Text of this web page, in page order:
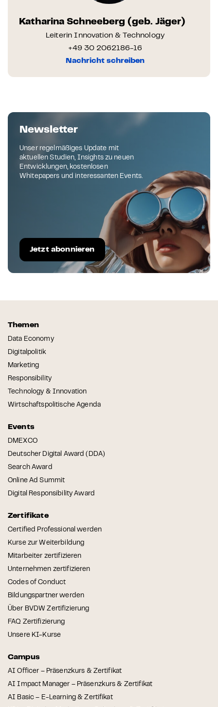
Katharina Schneeberg (geb. Jäger)
Leiterin Innovation & Technology
+49 30 2062186-16
Nachricht schreiben
Newsletter
Unser regelmäßiges Update mit
aktuellen Studien, Insights zu neuen
Entwicklungen, kostenlosen
Whitepapers und interessanten Events.
Jetzt abonnieren
Themen
Data Economy
Digitalpolitik
Marketing
Responsibility
Technology & Innovation
Wirtschaftspolitische Agenda
Events
DMEXCO
Deutscher Digital Award (DDA)
Search Award
Online Ad Summit
Digital Responsibility Award
Zertifikate
Certified Professional werden
Kurse zur Weiterbildung
Mitarbeiter zertifizieren
Unternehmen zertifizieren
Codes of Conduct
Bildungspartner werden
Über BVDW Zertifizierung
FAQ Zertifizierung
Unsere KI-Kurse
Campus
AI Officer – Präsenzkurs & Zertifikat
AI Impact Manager – Präsenzkurs & Zertifikat
AI Basic – E-Learning & Zertifikat